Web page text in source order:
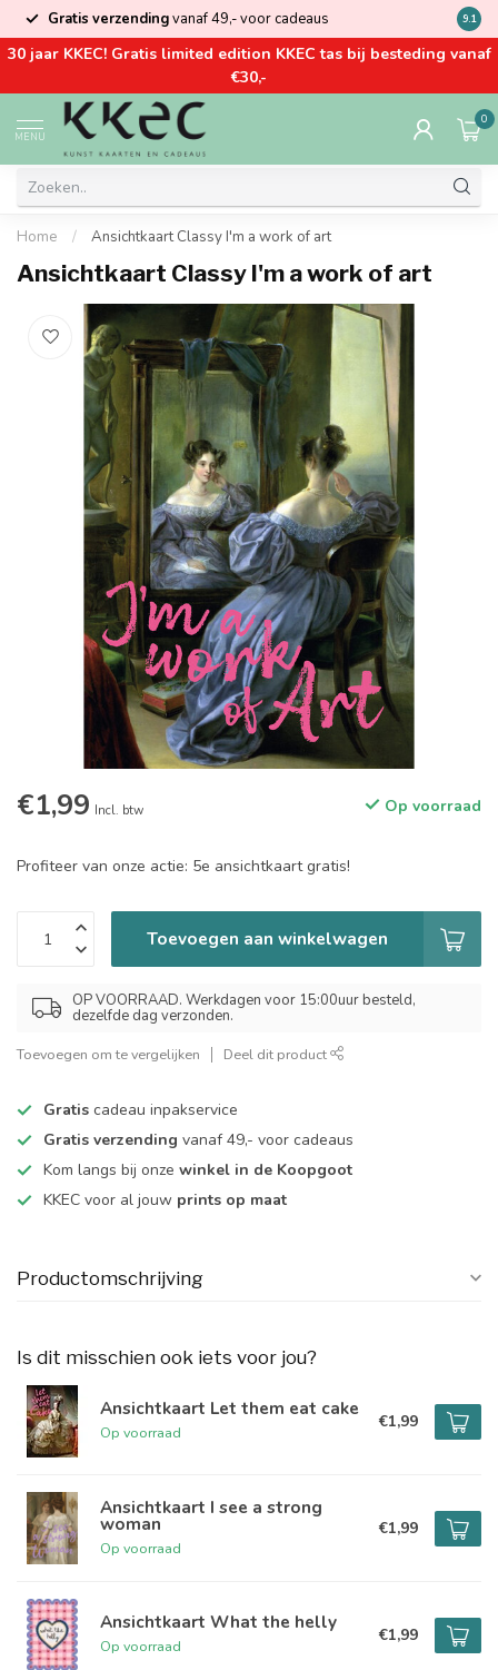
Gratis verzendingvanaf 49,- voor cadeaus Kom
9.1
30 jaar KKEC! Gratis limited edition KKEC tas bij besteding vanaf
€30,-
MENU
0
Home / Ansichtkaart Classy I'm a work of art
Ansichtkaart Classy I'm a work of art
€1,99 Incl. btw Op voorraad
Profiteer van onze actie: 5e ansichtkaart gratis!
Toevoegen aan winkelwagen
OP VOORRAAD. Werkdagen voor 15:00uur besteld,
dezelfde dag verzonden.
Toevoegen om te vergelijken Deel dit product
Gratis cadeau inpakservice
Gratis verzending vanaf 49,- voor cadeaus
Kom langs bij onze winkel in de Koopgoot
KKEC voor al jouw prints op maat
Productomschrijving
Is dit misschien ook iets voor jou?
Ansichtkaart Let them eat cake
Op voorraad
€1,99
Ansichtkaart I see a strong
woman
Op voorraad
€1,99
Ansichtkaart What the helly
Op voorraad
€1,99